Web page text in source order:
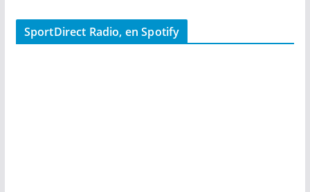
SportDirect Radio, en Spotify